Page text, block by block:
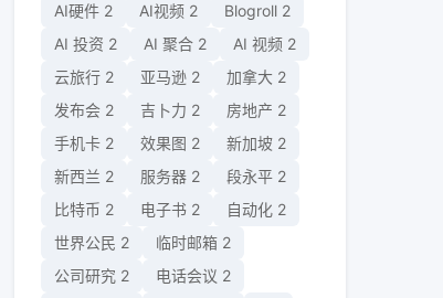
AI硬件 2 AI视频 2 Blogroll 2
AI 投资 2 AI 聚合 2 AI 视频 2
云旅行 2 亚马逊 2 加拿大 2
发布会 2 吉卜力 2 房地产 2
手机卡 2 效果图 2 新加坡 2
新西兰 2 服务器 2 段永平 2
比特币 2 电子书 2 自动化 2
世界公民 2 临时邮箱 2
公司研究 2 电话会议 2